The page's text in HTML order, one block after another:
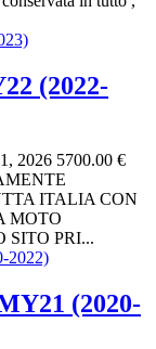
(2022-
2026 5700.00 €
ITALIA CON
MOTO
SITO PRI...
(2020-